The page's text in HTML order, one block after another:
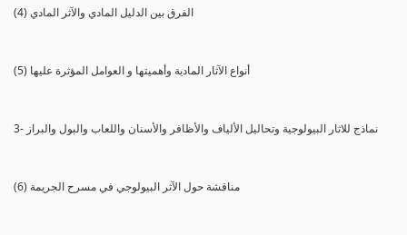
(4) الفرق بين الدليل المادي والآثر المادي
(5) أنواع الآثار المادية وأهميتها و العوامل المؤثرة عليها
3- نماذج للاثار البيولوجية وتحاليل الألياف والأظافر والأسنان واللعاب والبول والبراز
(6) مناقشة حول الآثر البيولوجي في مسرح الجريمة